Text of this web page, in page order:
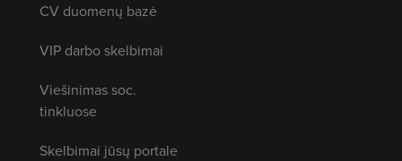
CV duomenų bazė
VIP darbo skelbimai
Viešinimas soc.
tinkluose
Skelbimai jūsų portale